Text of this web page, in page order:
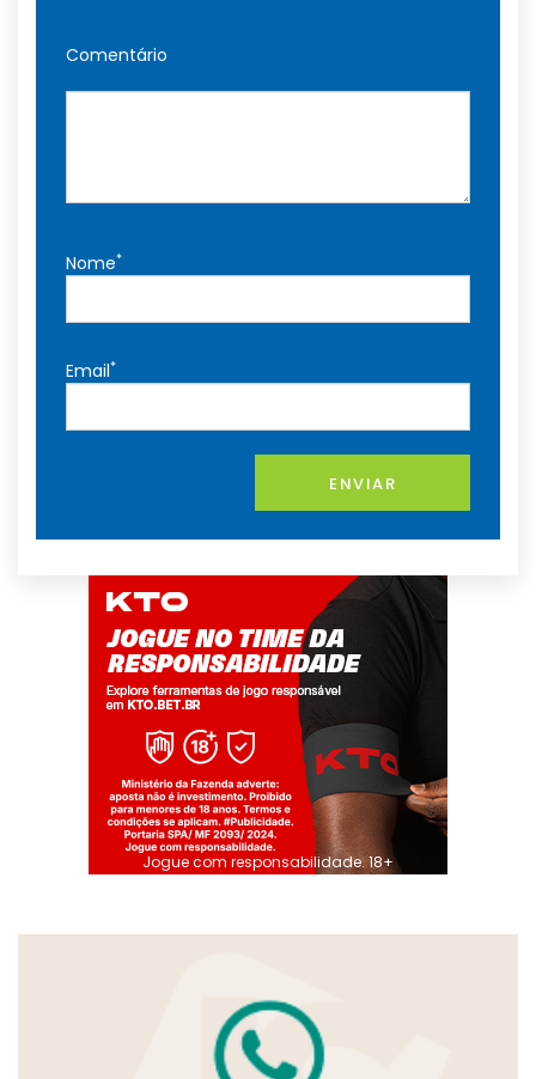
Comentário
Nome*
Email*
ENVIAR
Jogue com responsabilidade. 18+